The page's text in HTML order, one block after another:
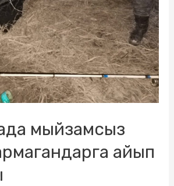
мыйзамсыз
айып